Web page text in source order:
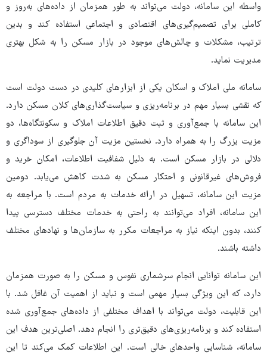
واسطه این سامانه، دولت می‌تواند به طور همزمان از داده‌های به‌روز و
کاملی برای تصمیم‌گیری‌های اقتصادی و اجتماعی استفاده کند و بدین
ترتیب، مشکلات و چالش‌های موجود در بازار مسکن را به شکل بهتری
مدیریت نماید.
سامانه ملی املاک و اسکان یکی از ابزارهای کلیدی در دست دولت است
که نقشی بسیار مهم در برنامه‌ریزی و سیاست‌گذاری‌های کلان مسکن دارد.
این سامانه با جمع‌آوری و ثبت دقیق اطلاعات املاک و سکونتگاه‌ها، دو
مزیت بزرگ را به همراه دارد. نخستین مزیت آن جلوگیری از سوداگری و
دلالی در بازار مسکن است. به دلیل شفافیت اطلاعات، امکان خرید و
فروش‌های غیرقانونی و احتکار مسکن به شدت کاهش می‌یابد. دومین
مزیت این سامانه، تسهیل در ارائه خدمات به مردم است. با مراجعه به
این سامانه، افراد می‌توانند به راحتی به خدمات مختلف دسترسی پیدا
کنند، بدون اینکه نیاز به مراجعات مکرر به سازمان‌ها و نهادهای مختلف
داشته باشند.
این سامانه توانایی انجام سرشماری نفوس و مسکن را به صورت همزمان
دارد، که این ویژگی بسیار مهمی است و نباید از اهمیت آن غافل شد. با
این قابلیت، دولت می‌تواند با اهداف مختلفی از داده‌های جمع‌آوری شده
استفاده کند و برنامه‌ریزی‌های دقیق‌تری را انجام دهد. اصلی‌ترین هدف این
سامانه، شناسایی واحدهای خالی است. این اطلاعات کمک می‌کند تا این